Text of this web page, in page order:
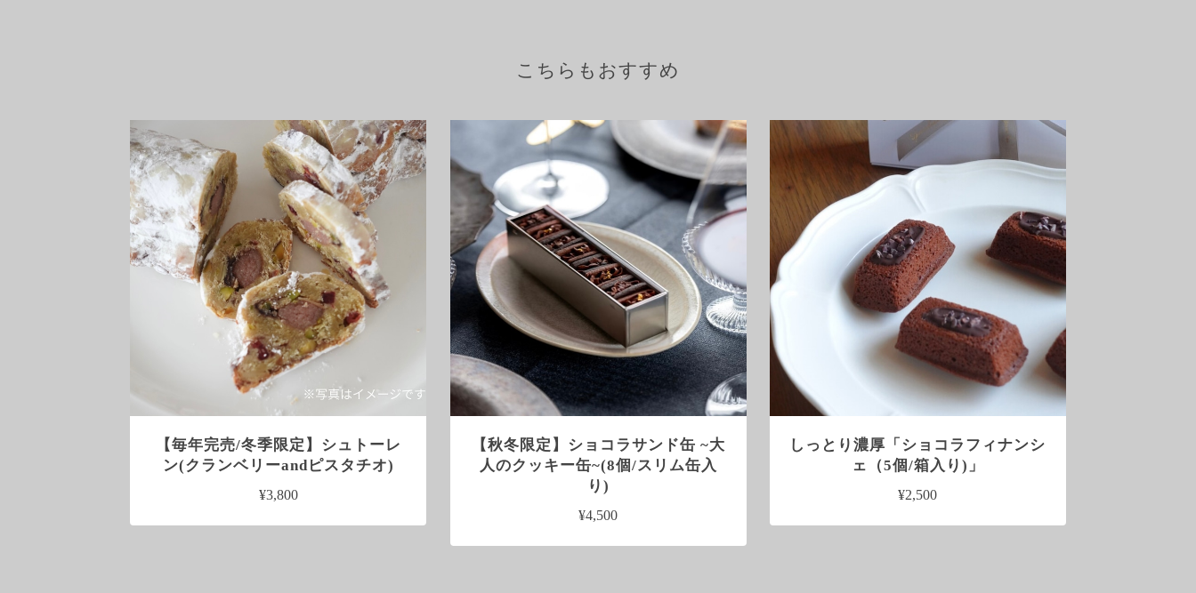
こちらもおすすめ
【毎年完売/冬季限定】シュトーレ
ン(クランベリーandピスタチオ)
¥3,800
【秋冬限定】ショコラサンド缶 ~大
人のクッキー缶~(8個/スリム缶入
り)
¥4,500
しっとり濃厚「ショコラフィナンシ
ェ（5個/箱入り)」
¥2,500